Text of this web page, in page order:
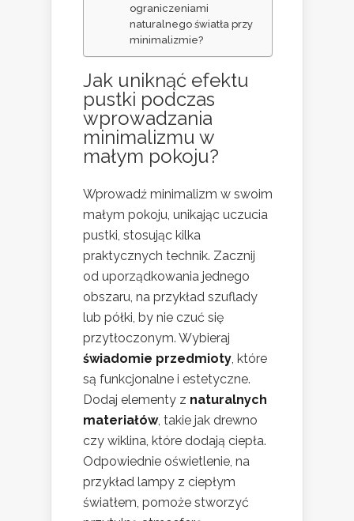
ograniczeniami
naturalnego światła przy
minimalizmie?
Jak uniknąć efektu
pustki podczas
wprowadzania
minimalizmu w
małym pokoju?
Wprowadź minimalizm w swoim
małym pokoju, unikając uczucia
pustki, stosując kilka
praktycznych technik. Zacznij
od uporządkowania jednego
obszaru, na przykład szuflady
lub półki, by nie czuć się
przytłoczonym. Wybieraj
świadomie przedmioty, które
są funkcjonalne i estetyczne.
Dodaj elementy z naturalnych
materiałów, takie jak drewno
czy wiklina, które dodają ciepła.
Odpowiednie oświetlenie, na
przykład lampy z ciepłym
światłem, pomoże stworzyć